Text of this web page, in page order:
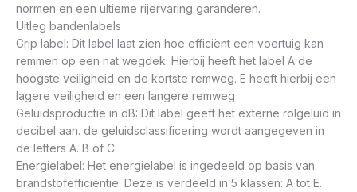
normen en een ultieme rijervaring garanderen.
Uitleg bandenlabels
Grip label: Dit label laat zien hoe efficiënt een voertuig kan
remmen op een nat wegdek. Hierbij heeft het label A de
hoogste veiligheid en de kortste remweg. E heeft hierbij een
lagere veiligheid en een langere remweg
Geluidsproductie in dB: Dit label geeft het externe rolgeluid in
decibel aan. de geluidsclassificering wordt aangegeven in
de letters A. B of C.
Energielabel: Het energielabel is ingedeeld op basis van
brandstofefficiëntie. Deze is verdeeld in 5 klassen: A tot E.